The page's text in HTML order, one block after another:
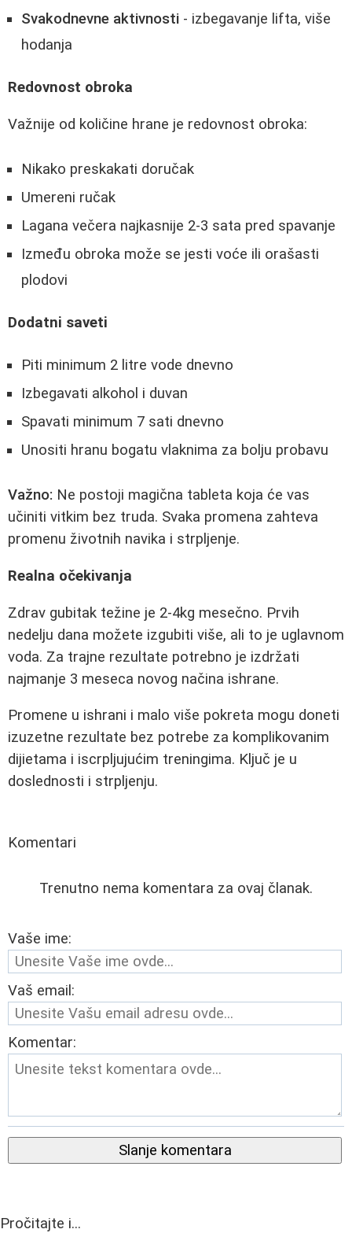
Svakodnevne aktivnosti - izbegavanje lifta, više
hodanja
Redovnost obroka
Važnije od količine hrane je redovnost obroka:
Nikako preskakati doručak
Umereni ručak
Lagana večera najkasnije 2-3 sata pred spavanje
Između obroka može se jesti voće ili orašasti
plodovi
Dodatni saveti
Piti minimum 2 litre vode dnevno
Izbegavati alkohol i duvan
Spavati minimum 7 sati dnevno
Unositi hranu bogatu vlaknima za bolju probavu
Važno: Ne postoji magična tableta koja će vas
učiniti vitkim bez truda. Svaka promena zahteva
promenu životnih navika i strpljenje.
Realna očekivanja
Zdrav gubitak težine je 2-4kg mesečno. Prvih
nedelju dana možete izgubiti više, ali to je uglavnom
voda. Za trajne rezultate potrebno je izdržati
najmanje 3 meseca novog načina ishrane.
Promene u ishrani i malo više pokreta mogu doneti
izuzetne rezultate bez potrebe za komplikovanim
dijietama i iscrpljujućim treningima. Ključ je u
doslednosti i strpljenju.
Komentari
Trenutno nema komentara za ovaj članak.
Vaše ime:
Vaš email:
Komentar:
Slanje komentara
Pročitajte i...